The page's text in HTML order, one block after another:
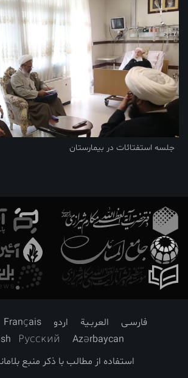
جلسه استفتائات در بیمارستان
فارسـی العربـیة اردو Français
Azərbaycan
Русский
استفاده از مطالب با ذکر منبع